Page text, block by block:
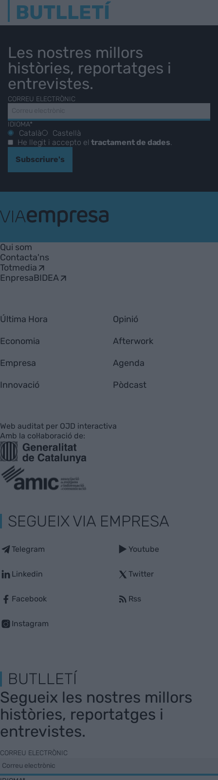
BUTLLETÍ
Les nostres millors
històries, reportatges i
entrevistes.
CORREU ELECTRÒNIC
IDIOMA*
Català
Castellà
He llegit i accepto eltractament de dades.
Subscriure's
Empresa
Qui som
Contacta'ns
Totmedia
EnpresaBIDEA
Última Hora
Economia
Empresa
Innovació
Opinió
Afterwork
Agenda
Pòdcast
Web auditat per OJD interactiva
Amb la col·laboració de:
SEGUEIX VIA EMPRESA
Telegram
Linkedin
Facebook
Instagram
Youtube
Twitter
Rss
BUTLLETÍ
Segueix les nostres millors
històries, reportatges i
entrevistes.
CORREU ELECTRÒNIC